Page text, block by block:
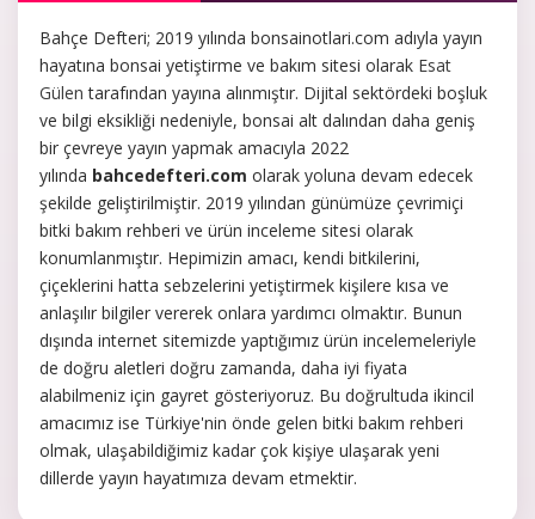
Bahçe Defteri; 2019 yılında bonsainotlari.com adıyla yayın
hayatına bonsai yetiştirme ve bakım sitesi olarak Esat
Gülen tarafından yayına alınmıştır. Dijital sektördeki boşluk
ve bilgi eksikliği nedeniyle, bonsai alt dalından daha geniş
bir çevreye yayın yapmak amacıyla 2022
yılında bahcedefteri.com olarak yoluna devam edecek
şekilde geliştirilmiştir. 2019 yılından günümüze çevrimiçi
bitki bakım rehberi ve ürün inceleme sitesi olarak
konumlanmıştır. Hepimizin amacı, kendi bitkilerini,
çiçeklerini hatta sebzelerini yetiştirmek kişilere kısa ve
anlaşılır bilgiler vererek onlara yardımcı olmaktır. Bunun
dışında internet sitemizde yaptığımız ürün incelemeleriyle
de doğru aletleri doğru zamanda, daha iyi fiyata
alabilmeniz için gayret gösteriyoruz. Bu doğrultuda ikincil
amacımız ise Türkiye'nin önde gelen bitki bakım rehberi
olmak, ulaşabildiğimiz kadar çok kişiye ulaşarak yeni
dillerde yayın hayatımıza devam etmektir.